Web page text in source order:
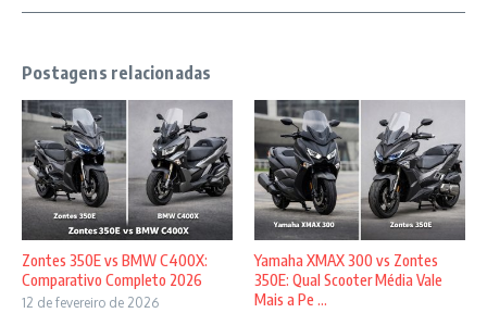
Postagens relacionadas
Zontes 350E vs BMW C400X:
Comparativo Completo 2026
12 de fevereiro de 2026
Yamaha XMAX 300 vs Zontes
350E: Qual Scooter Média Vale
Mais a Pe ...